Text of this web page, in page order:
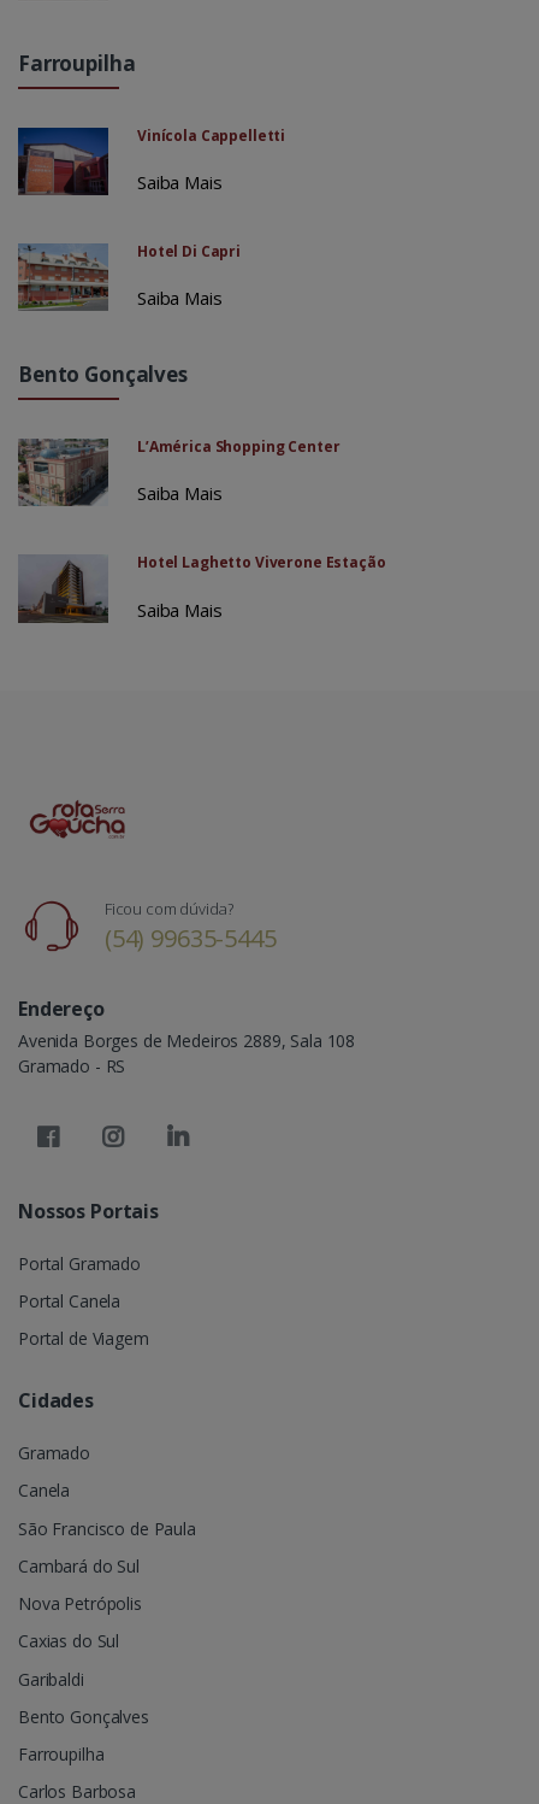
Farroupilha
Vinícola Cappelletti
Saiba Mais
Hotel Di Capri
Saiba Mais
Bento Gonçalves
L’América Shopping Center
Saiba Mais
Hotel Laghetto Viverone Estação
Saiba Mais
Ficou com dúvida?
(54) 99635-5445
Endereço
Avenida Borges de Medeiros 2889, Sala 108
Gramado - RS
Nossos Portais
Portal Gramado
Portal Canela
Portal de Viagem
Cidades
Gramado
Canela
São Francisco de Paula
Cambará do Sul
Nova Petrópolis
Caxias do Sul
Garibaldi
Bento Gonçalves
Farroupilha
Carlos Barbosa